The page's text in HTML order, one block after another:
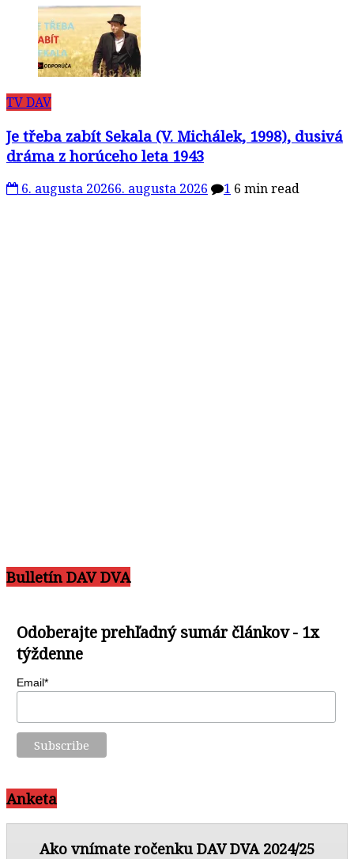
TV DAV
Je třeba zabít Sekala (V. Michálek, 1998), dusivá
dráma z horúceho leta 1943
6. augusta 20266. augusta 2026 1 6 min read
Bulletín DAV DVA
Odoberajte prehľadný sumár článkov - 1x
týždenne
Email*
Anketa
Ako vnímate ročenku DAV DVA 2024/25